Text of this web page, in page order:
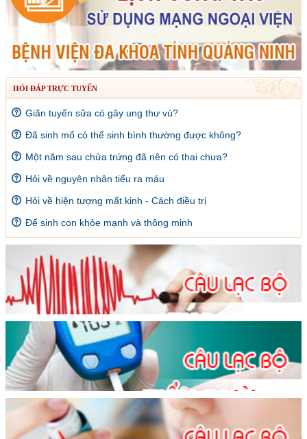
HỎI ĐÁP TRỰC TUYẾN
Giãn tuyến sữa có gây ung thư vú?
Đã sinh mổ có thể sinh bình thường được không?
Một năm sau chửa trứng đã nên có thai chưa?
Hỏi về nguyên nhân tiểu ra máu
Hỏi về hiện tượng mất kinh - Cách điều trị
Để sinh con khỏe mạnh và thông minh